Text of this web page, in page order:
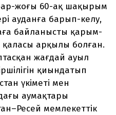
жоғы 60-ақ шақырым
ауданға барып-келу,
байланысты қарым-
арқылы болған.
жағдай ауыл
қиындатып
үкіметі мен
аумақтары
мемлекеттік